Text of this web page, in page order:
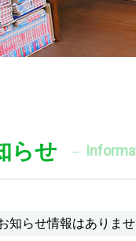
らせ
知らせ情報はありま